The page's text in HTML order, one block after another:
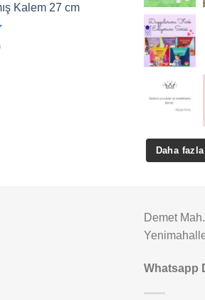
Kalem 27 cm
Daha
Demet
Whatsapp